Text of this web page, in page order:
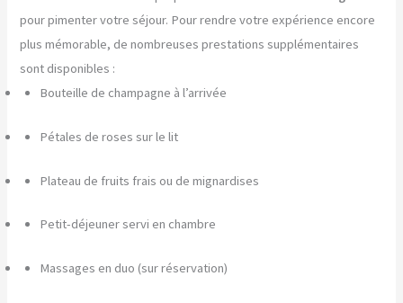
pour pimenter votre séjour. Pour rendre votre expérience encore
plus mémorable, de nombreuses prestations supplémentaires
sont disponibles :
Bouteille de champagne à l’arrivée
Pétales de roses sur le lit
Plateau de fruits frais ou de mignardises
Petit-déjeuner servi en chambre
Massages en duo (sur réservation)